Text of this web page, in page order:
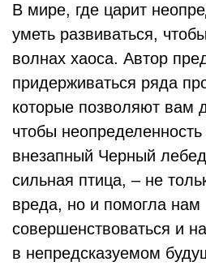
В мире, где царит
уметь развиваться,
волнах хаоса. Автор
придерживаться ряда
которые позволяют вам
чтобы
внезапный Черный
сильная птица, – не
вреда, но и помогла нам
совершенствоваться и
в непредсказуемом